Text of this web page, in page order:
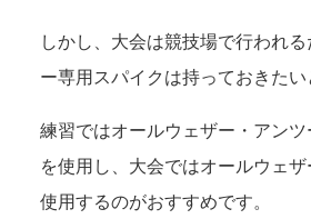
しかし、大会は競技場で行われる
ー専用スパイク は持っておきたい
練習ではオールウェザー・アンツ
を使用し、大会ではオールウェザ
使用するのがおすすめです。